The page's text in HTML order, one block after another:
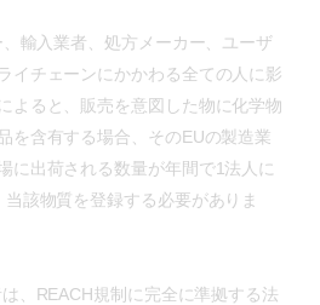
輸入業者、処方メーカー、ユーザ
イチェーンにかかわる全ての人に影
よると、販売を意図した物に化学物
を含有する場合、そのEUの製造業
に出荷される数量が年間で1法人に
該物質を登録する必要がありま
、REACH規制に完全に準拠する法